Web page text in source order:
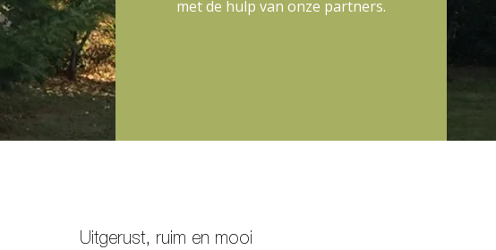
met de hulp van onze partners.
Uitgerust, ruim en mooi